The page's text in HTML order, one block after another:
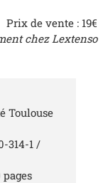
Prix de vente : 19€
chez Lextenso
Toulouse
314-1 /
pages